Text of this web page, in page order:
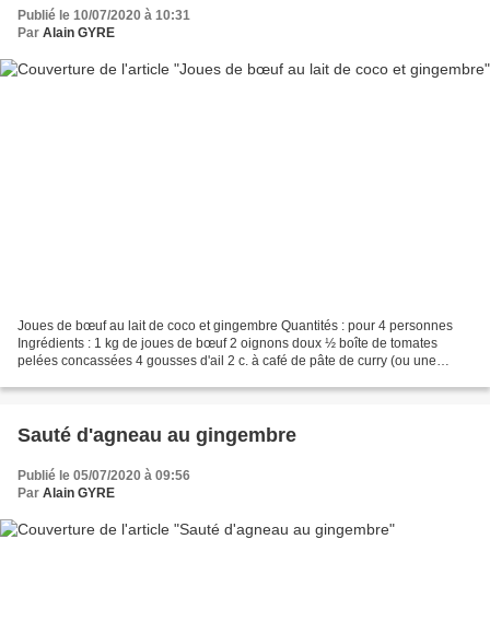
Publié le 10/07/2020 à 10:31
Par Alain GYRE
Joues de bœuf au lait de coco et gingembre Quantités : pour 4 personnes
Ingrédients : 1 kg de joues de bœuf 2 oignons doux ½ boîte de tomates
pelées concassées 4 gousses d'ail 2 c. à café de pâte de curry (ou une
Sauté d'agneau au gingembre
Publié le 05/07/2020 à 09:56
Par Alain GYRE